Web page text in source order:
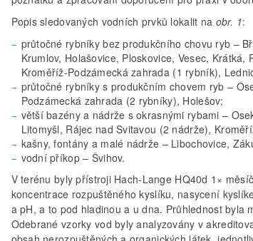
Popis sledovaných vodních prvků lokalit na obr. 1:
průtočné rybníky bez produkčního chovu ryb –
Krumlov, Holašovice, Ploskovice, Vesec,
Kroměříž-Podzámecká zahrada (1 rybník),
průtočné rybníky s produkčním chovem ryb –
Podzámecká zahrada (2 rybníky), Holešov;
větší bazény a nádrže s okrasnými rybami –
Litomyšl, Rájec nad Svitavou (2 nádrže),
kašny, fontány a malé nádrže – Libochovice,
vodní příkop – Švihov.
V terénu byly přístroji Hach-Lange HQ40d 1×
koncentrace rozpuštěného kyslíku, nasycení
a pH, a to pod hladinou a u dna. Průhlednost byla
Odebrané vzorky vod byly analyzovány v